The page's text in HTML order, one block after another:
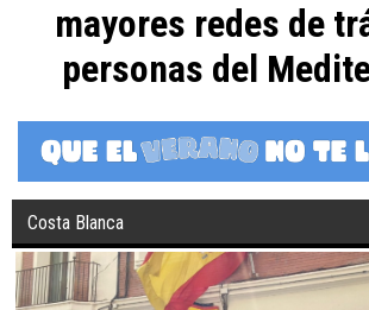
mayores redes de
personas del
Costa Blanca